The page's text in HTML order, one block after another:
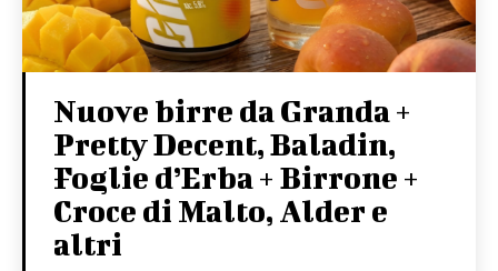
Nuove birre da Granda +
Pretty Decent, Baladin,
Foglie d’Erba + Birrone +
Croce di Malto, Alder e
altri